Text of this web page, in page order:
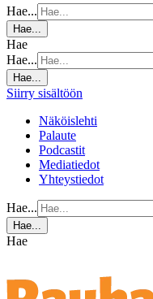
Hae...
Hae...
Hae
Hae...
Hae...
Siirry sisältöön
Näköislehti
Palaute
Podcastit
Mediatiedot
Yhteystiedot
Hae...
Hae...
Hae